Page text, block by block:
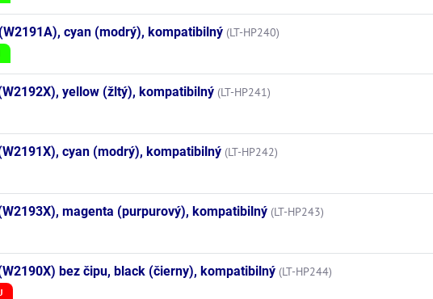
cyan (modrý), kompatibilný (LT-HP240)
yellow (žltý), kompatibilný (LT-HP241)
cyan (modrý), kompatibilný (LT-HP242)
magenta (purpurový), kompatibilný (LT-HP243)
bez čipu, black (čierny), kompatibilný (LT-HP244)